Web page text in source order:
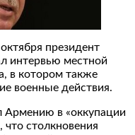
президент
интервью местной
в котором также
военные действия.
Армению в «оккупации
что столкновения